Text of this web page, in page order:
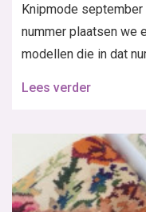
Knipmode
nummer plaatsen we
modellen die in dat
Lees verder